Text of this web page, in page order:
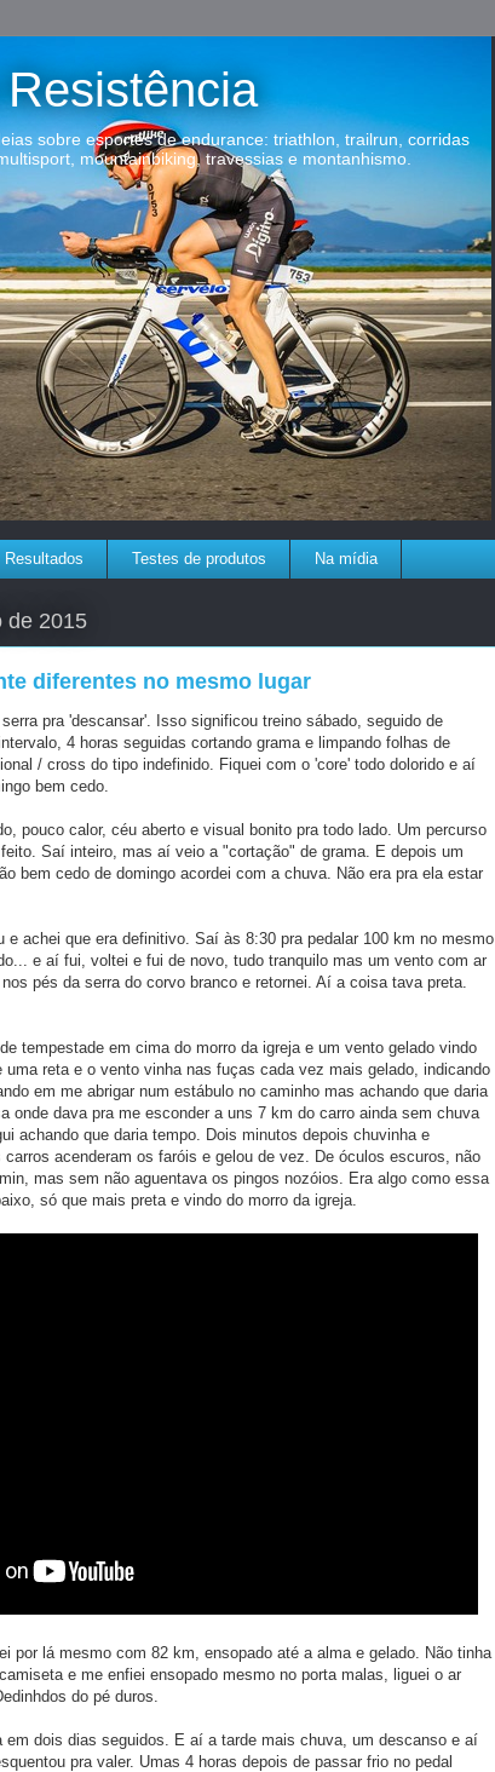
sobre esportes de endurance: triathlon, trailrun, corridas
mountainbiking, travessias e montanhismo.
Resultados Testes de produtos Na mídia
de 2015
diferentes no mesmo lugar
pra 'descansar'. Isso significou treino sábado, seguido de
4 horas seguidas cortando grama e limpando folhas de
/ cross do tipo indefinido. Fiquei com o 'core' todo dolorido e aí
bem cedo.
pouco calor, céu aberto e visual bonito pra todo lado. Um percurso
Saí inteiro, mas aí veio a "cortação" de grama. E depois um
bem cedo de domingo acordei com a chuva. Não era pra ela estar
e achei que era definitivo. Saí às 8:30 pra pedalar 100 km no mesmo
e aí fui, voltei e fui de novo, tudo tranquilo mas um vento com ar
pés da serra do corvo branco e retornei. Aí a coisa tava preta.
tempestade em cima do morro da igreja e um vento gelado vindo
uma reta e o vento vinha nas fuças cada vez mais gelado, indicando
em me abrigar num estábulo no caminho mas achando que daria
onde dava pra me esconder a uns 7 km do carro ainda sem chuva
achando que daria tempo. Dois minutos depois chuvinha e
acenderam os faróis e gelou de vez. De óculos escuros, não
mas sem não aguentava os pingos nozóios. Era algo como essa
só que mais preta e vindo do morro da igreja.
por lá mesmo com 82 km, ensopado até a alma e gelado. Não tinha
e me enfiei ensopado mesmo no porta malas, liguei o ar
do pé duros.
em dois dias seguidos. E aí a tarde mais chuva, um descanso e aí
pra valer. Umas 4 horas depois de passar frio no pedal